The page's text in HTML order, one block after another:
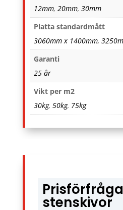
12mm, 20mm, 30mm
Platta standardmått
3060mm x 1400mm,
Garanti
25 år
Vikt per m2
30kg, 50kg, 75kg
stenskivor